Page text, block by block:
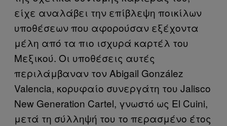
είχε αναλάβει την επίβλεψη ποικίλων
υποθέσεων που αφορούσαν εξέχοντα
μέλη από τα πιο ισχυρά καρτέλ του
Μεξικού. Οι υποθέσεις αυτές
περιλάμβαναν τον Abigail González
Valencia, κορυφαίο συνεργάτη του Jalisco
New Generation Cartel, γνωστό ως El Cuini,
μετά τη σύλληψή του το περασμένο έτος